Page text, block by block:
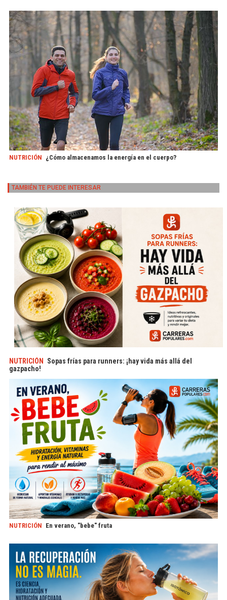
NUTRICIÓN ¿Cómo almacenamos la energía en el cuerpo?
TAMBIÉN TE PUEDE INTERESAR
NUTRICIÓN
Sopas frías para runners: ¡hay vida más allá del
gazpacho!
NUTRICIÓN En verano, "bebe" fruta